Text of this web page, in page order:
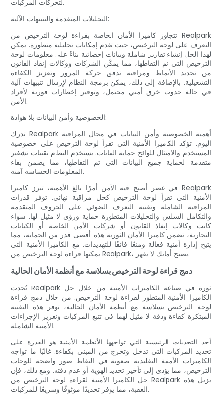
لتحركات المركبات.
التحليلات المتقدمة والتنبيهات الآلية:
تتجاوز كاميرا الأمان الخاصة بقراءة لوحة الترخيص من Realpark
التعرف على لوحة الترخيص، حيث تقدم إمكانات تحليلية متطورة. يمكن
لهذا الحل إنشاء تقارير شاملة وبيانات إحصائية بناءً على معلومات لوحة
الترخيص التي تم التقاطها، مما يمكّن الشركات ووكالات إنفاذ القانون
من تحديد الأنماط ومراقبة تدفق حركة المرور وتعزيز الكفاءة
التشغيلية. بالإضافة إلى ذلك، يمكن برمجة النظام لإرسال تنبيهات آلية
في حالة حدوث خرق أمني محتمل، وتوفير إخطارات فورية لأفراد
الأمن.
الخصوصية وأمن البيانات بلا هوادة:
تدرك Realpark أهمية الخصوصية وأمن البيانات في مجال المراقبة
اليوم. تؤكد الكاميرا الأمنية التي تقرأ لوحة الترخيص على خصوصية
المستخدم والامتثال للوائح حماية البيانات. يستخدم النظام تقنيات تشفير
متقدمة لحماية جميع البيانات التي تم التقاطها، مما يضمن بقاء
المعلومات الحساسة آمنة.
في عصر أصبح فيه الأمن أمرًا بالغ الأهمية، تبرز كاميرا Realpark
الأمنية التي تقرأ لوحة الترخيص كحل مراقبة نهائي. توفر قدرات
المراقبة الشاملة وتقنية التعرف الضوئي على الحروف المتقدمة
والتكامل السلس والتحليلات المتطورة حماية ورؤى لا مثيل لها. سواء
كانت وكالات إنفاذ القانون أو شركات الأمن الخاصة أو الكيانات
التجارية، تضمن كاميرا الأمان الثورية هذه أقصى قدر من الحماية، مما
يتيح إدارة أمنية فعالة ومنعًا فائقًا للتهديدات. مع الكاميرا الأمنية التي
يمكنها قراءة لوحة الترخيص من Realpark، يصبح أمانك لا يقهر.
دمج قراءة لوحة الترخيص بسلاسة مع أنظمة الأمان الحالية
تُحدث Realpark ثورة في صناعة الكاميرات الأمنية من خلال حل
الكاميرا الأمنية المتطور لقراءة لوحة الترخيص. من خلال دمج قراءة
لوحة الترخيص بسلاسة مع أنظمة الأمان الحالية، توفر هذه التقنية
المبتكرة كفاءة ودقة لا مثيل لهما في تتبع المركبات وتعزيز الإجراءات
الأمنية الشاملة.
أحد التحديات الرئيسية التي تواجهها الأنظمة الأمنية هو القدرة على
تحديد المركبات التي تدخل وتخرج من المبنى بكفاءة. غالبًا ما تواجه
الكاميرات الأمنية التقليدية صعوبة في التقاط صور واضحة للوحات
الترخيص، مما يؤدي إلى تأخير تحديد الهوية أو عدم دقته. ومع ذلك، فإن
حل الكاميرا الأمنية لقراءة لوحة الترخيص من Realpark يزيل هذه
العقبة، مما يوفر تحديدًا موثوقًا وسريعًا للمركبات.